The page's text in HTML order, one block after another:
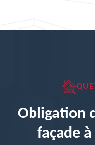
Obligation
façade à